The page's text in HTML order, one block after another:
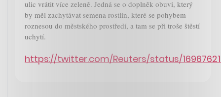
ulic vrátit více zeleně. Jedná se o doplněk obuvi, který
by měl zachytávat semena rostlin, které se pohybem
roznesou do městského prostředí, a tam se při troše štěstí
uchytí.
https://twitter.com/Reuters/status/